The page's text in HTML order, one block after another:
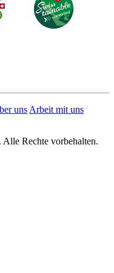
uns Arbeit mit uns
Rechte vorbehalten.